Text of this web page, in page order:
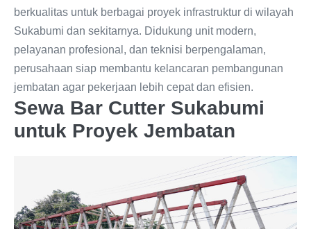
berkualitas untuk berbagai proyek infrastruktur di wilayah
Sukabumi dan sekitarnya. Didukung unit modern,
pelayanan profesional, dan teknisi berpengalaman,
perusahaan siap membantu kelancaran pembangunan
jembatan agar pekerjaan lebih cepat dan efisien.
Sewa Bar Cutter Sukabumi
untuk Proyek Jembatan